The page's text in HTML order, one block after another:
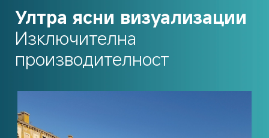
Ултра ясни визуализации
Изключителна
производителност